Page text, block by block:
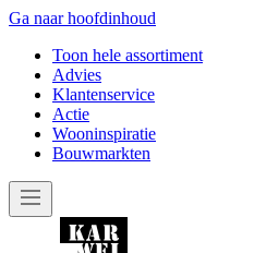
Ga naar hoofdinhoud
Toon hele assortiment
Advies
Klantenservice
Actie
Wooninspiratie
Bouwmarkten